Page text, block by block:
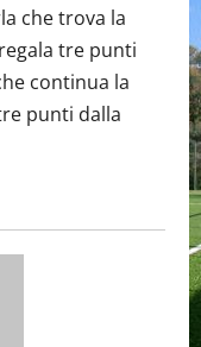
che trova la
tre punti
continua la
punti dalla